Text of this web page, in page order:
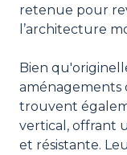
retenue pour
l’architecture
Bien
aménagements
trouvent
vertical, offrant
et résistante.